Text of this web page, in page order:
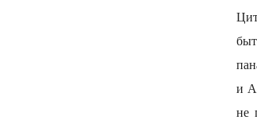
и
не